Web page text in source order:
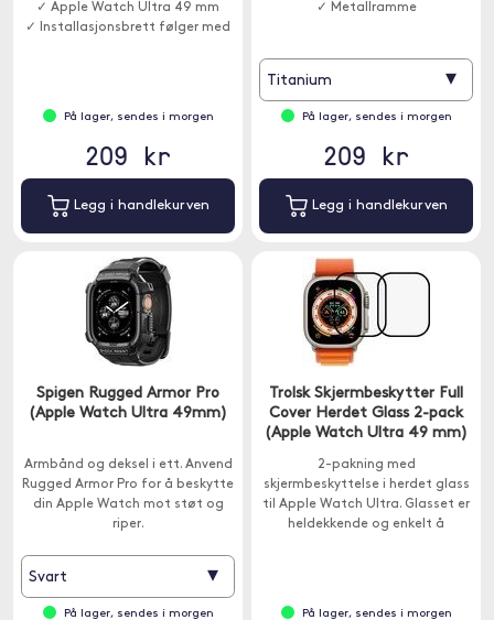
✓ Apple Watch Ultra 49 mm
✓ Installasjonsbrett følger med
På lager, sendes i morgen
209 kr
Legg i handlekurven
✓ Metallramme
Titanium ▾
På lager, sendes i morgen
209 kr
Legg i handlekurven
Spigen Rugged Armor Pro
(Apple Watch Ultra 49mm)
Armbånd og deksel i ett. Anvend
Rugged Armor Pro for å beskytte
din Apple Watch mot støt og
riper.
Svart ▾
På lager, sendes i morgen
Trolsk Skjermbeskytter Full
Cover Herdet Glass 2-pack
(Apple Watch Ultra 49 mm)
2-pakning med
skjermbeskyttelse i herdet glass
til Apple Watch Ultra. Glasset er
heldekkende og enkelt å
På lager, sendes i morgen